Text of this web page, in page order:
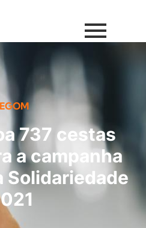
EGOM
737 cestas
a campanha
Solidariedade